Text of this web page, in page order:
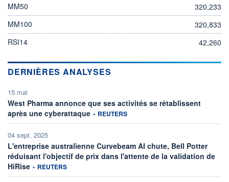
MM50
320,233
MM100
320,833
RSI14
42,260
DERNIÈRES ANALYSES
15 mai
West Pharma annonce que ses activités se rétablissent
après une cyberattaque information fournie par
• REUTERS
04 sept. 2025
L'entreprise australienne Curvebeam AI chute, Bell Potter
réduisant l'objectif de prix dans l'attente de la validation de
HiRise information fournie par
• REUTERS